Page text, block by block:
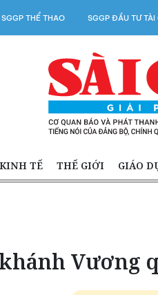
SGGP THỂ THAO SGGP ĐẦU TƯ TÀI
KINH TẾ THẾ GIỚI GIÁO
Vương